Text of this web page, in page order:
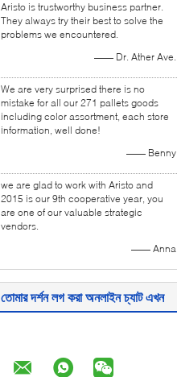
Aristo is trustworthy business partner.
They always try their best to solve the
problems we encountered.
—— Dr. Ather Ave.
We are very surprised there is no
mistake for all our 271 pallets goods
including color assortment, each store
information, well done!
—— Benny
we are glad to work with Aristo and
2015 is our 9th cooperative year, you
are one of our valuable strategic
vendors.
—— Anna
তোমার দর্শন লগ করা অনলাইন চ্যাট এখন